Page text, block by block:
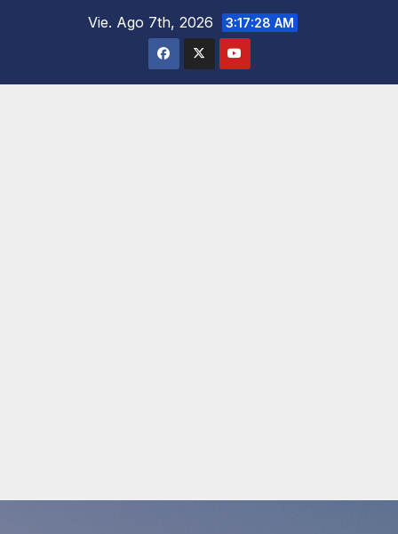
Vie. Ago 7th, 2026 3:17:29 AM